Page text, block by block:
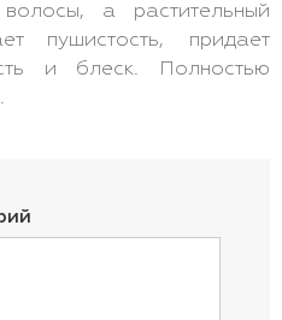
а растительный
пушистость, придает
и блеск. Полностью